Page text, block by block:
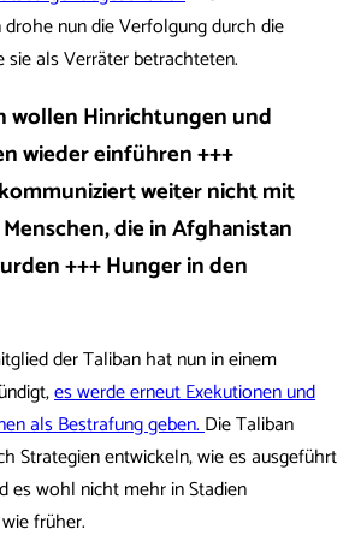
nun die Verfolgung durch die
sie als Verräter betrachteten.
wollen Hinrichtungen und
wieder einführen +++
weiter nicht mit
die in Afghanistan
+++ Hunger in den
der Taliban hat nun in einem
es werde erneut Exekutionen und
als Bestrafung geben.Die Taliban
Strategien entwickeln, wie es ausgeführt
es wohl nicht mehr in Stadien
früher.